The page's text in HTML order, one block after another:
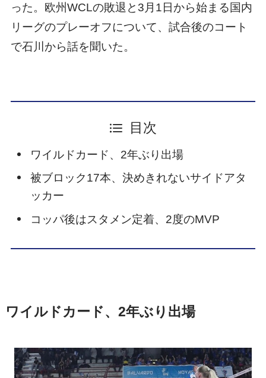
った。欧州WCLの敗退と3月1日から始まる国内
リーグのプレーオフについて、試合後のコート
で石川から話を聞いた。
目次
ワイルドカード、2年ぶり出場
被ブロック17本、決めきれないサイドアタ
ッカー
コッパ後はスタメン定着、2度のMVP
ワイルドカード、2年ぶり出場